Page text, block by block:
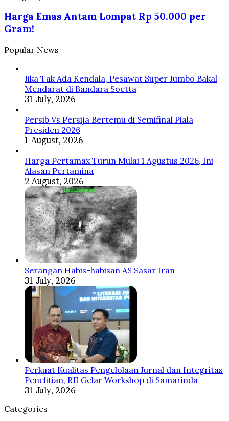
Presentasi
di
Depan
Prabowo
Antam
Lompat
Rp
50.000
per
Gram!
Harga Emas Antam Lompat Rp 50.000 per
Gram!
Popular News
Jika Tak Ada Kendala, Pesawat Super Jumbo Bakal
Mendarat di Bandara Soetta
31 July, 2026
Persib Vs Persija Bertemu di Semifinal Piala
Presiden 2026
1 August, 2026
Harga Pertamax Turun Mulai 1 Agustus 2026, Ini
Alasan Pertamina
2 August, 2026
Serangan Habis-habisan AS Sasar Iran
31 July, 2026
Perkuat Kualitas Pengelolaan Jurnal dan Integritas
Penelitian, RJI Gelar Workshop di Samarinda
31 July, 2026
Categories